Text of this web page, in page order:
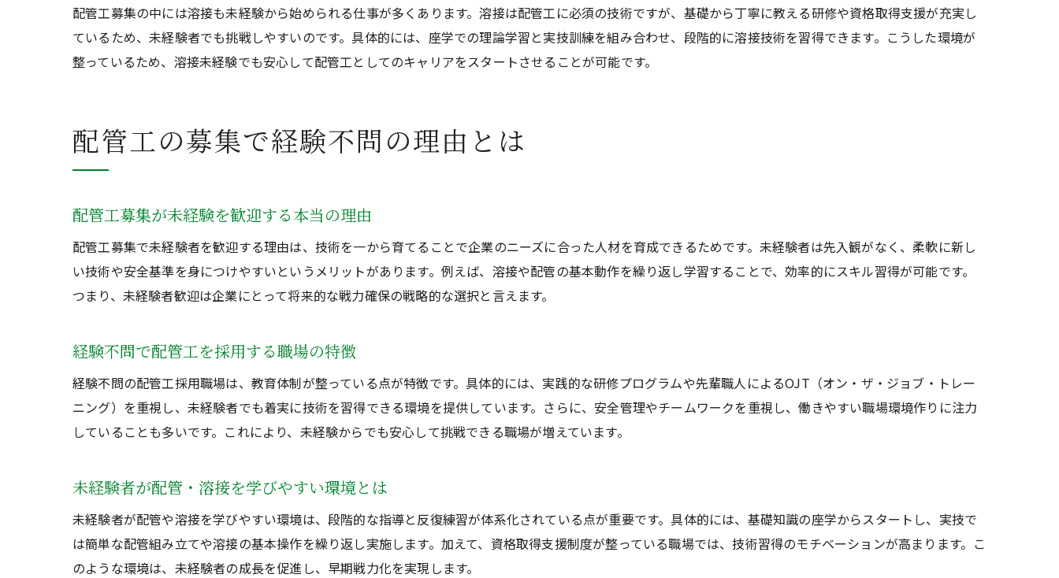
溶接も学べる配管工募集のポイント
配管工募集で未経験から溶接も学べる理由
未経験者向け配管工の溶接研修内容を紹介
配管工で未経験から溶接資格取得を目指す
未経験者が配管工で活躍できる理由とは
配管工で未経験採用が増えている背景を解説
経験不問の配管工募集で新たな一歩を踏み出す
未経験歓迎の配管工募集で新しい挑戦を始める
経験者も未経験も配管工で新しい可能性を発見
配管工募集で未経験から成長できる環境を選ぶ
配管工募集の中には溶接も未経験から始められる仕事が多くあります。溶接は配管工に必須の技術ですが、基礎から丁寧に教える研修や資格取得支援が充実し
ているため、未経験者でも挑戦しやすいのです。具体的には、座学での理論学習と実技訓練を組み合わせ、段階的に溶接技術を習得できます。こうした環境が
整っているため、溶接未経験でも安心して配管工としてのキャリアをスタートさせることが可能です。
配管工の募集で経験不問の理由とは
配管工募集が未経験を歓迎する本当の理由
配管工募集で未経験者を歓迎する理由は、技術を一から育てることで企業のニーズに合った人材を育成できるためです。未経験者は先入観がなく、柔軟に新し
い技術や安全基準を身につけやすいというメリットがあります。例えば、溶接や配管の基本動作を繰り返し学習することで、効率的にスキル習得が可能です。
つまり、未経験者歓迎は企業にとって将来的な戦力確保の戦略的な選択と言えます。
経験不問で配管工を採用する職場の特徴
経験不問の配管工採用職場は、教育体制が整っている点が特徴です。具体的には、実践的な研修プログラムや先輩職人によるOJT（オン・ザ・ジョブ・トレー
ニング）を重視し、未経験者でも着実に技術を習得できる環境を提供しています。さらに、安全管理やチームワークを重視し、働きやすい職場環境作りに注力
していることも多いです。これにより、未経験からでも安心して挑戦できる職場が増えています。
未経験者が配管・溶接を学びやすい環境とは
未経験者が配管や溶接を学びやすい環境は、段階的な指導と反復練習が体系化されている点が重要です。具体的には、基礎知識の座学からスタートし、実技で
は簡単な配管組み立てや溶接の基本操作を繰り返し実施します。加えて、資格取得支援制度が整っている職場では、技術習得のモチベーションが高まります。こ
のような環境は、未経験者の成長を促進し、早期戦力化を実現します。